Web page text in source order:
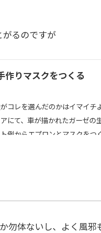
るのですが
作りマスクをつくる
コレを選んだのかはイマイ
にて、車が描かれたガーゼ
例からエプロンとマスクを
勿体ないし、よく風邪